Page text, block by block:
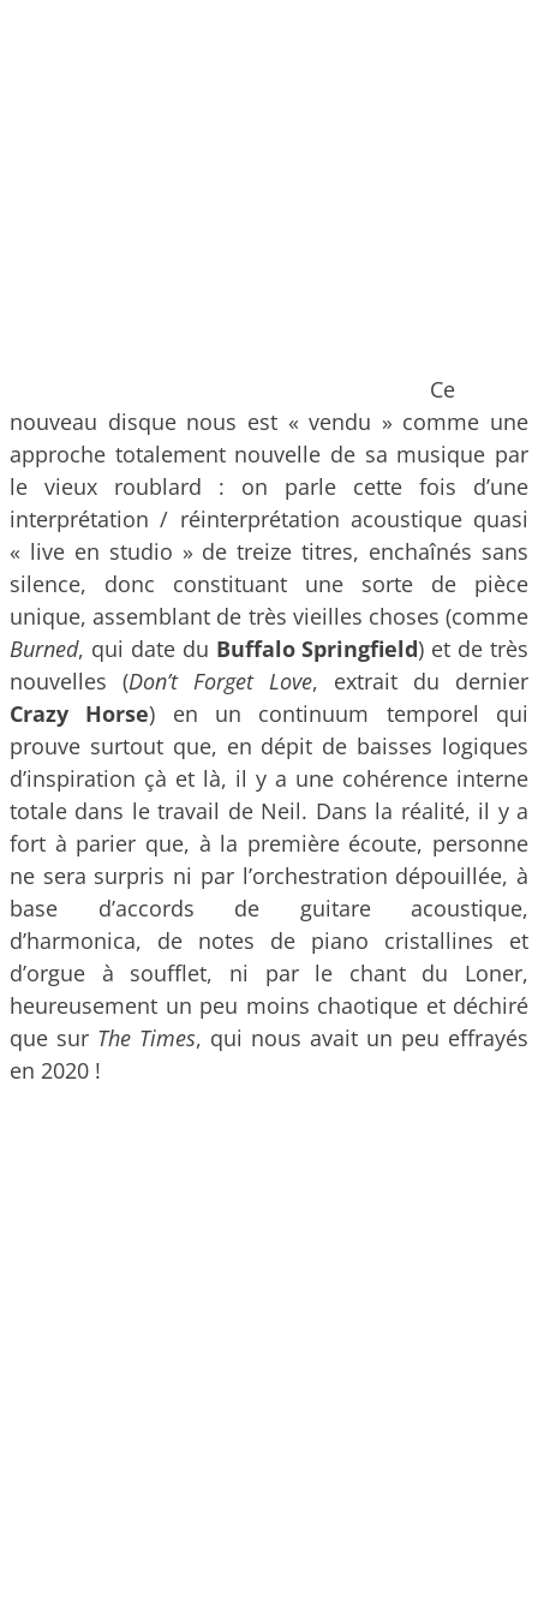
Ce
nouveau disque nous est « vendu » comme une
approche totalement nouvelle de sa musique par
le vieux roublard : on parle cette fois d’une
interprétation / réinterprétation acoustique quasi
« live en studio » de treize titres, enchaînés sans
silence, donc constituant une sorte de pièce
unique, assemblant de très vieilles choses (comme
Burned, qui date du Buffalo Springfield) et de très
nouvelles (Don’t Forget Love, extrait du dernier
Crazy Horse) en un continuum temporel qui
prouve surtout que, en dépit de baisses logiques
d’inspiration çà et là, il y a une cohérence interne
totale dans le travail de Neil. Dans la réalité, il y a
fort à parier que, à la première écoute, personne
ne sera surpris ni par l’orchestration dépouillée, à
base d’accords de guitare acoustique,
d’harmonica, de notes de piano cristallines et
d’orgue à soufflet, ni par le chant du Loner,
heureusement un peu moins chaotique et déchiré
que sur The Times, qui nous avait un peu effrayés
en 2020 !